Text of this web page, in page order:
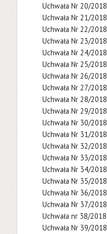
Uchwała Nr 20/2018
Uchwała Nr 21/2018
Uchwała Nr 22/2018
Uchwała Nr 23/2018
Uchwała Nr 24/2018
Uchwała Nr 25/2018
Uchwała Nr 26/2018
Uchwała Nr 27/2018
Uchwała Nr 28/2018
Uchwała Nr 29/2018
Uchwała Nr 30/2018
Uchwała Nr 31/2018
Uchwała Nr 32/2018
Uchwała Nr 33/2018
Uchwała Nr 34/2018
Uchwała Nr 35/2018
Uchwała Nr 36/2018
Uchwała Nr 37/2018
Uchwała nr 38/2018
Uchwała Nr 39/2018